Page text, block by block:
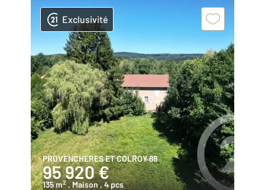
Exclusivité
PROVENCHERES ET COLROY 88
95 920 €
135 m2 , Maison, 4 pcs